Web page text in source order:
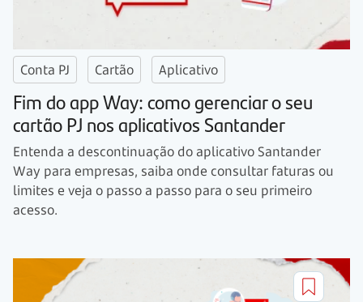
Conta PJ Cartão Aplicativo
Fim do app Way: como gerenciar o seu
cartão PJ nos aplicativos Santander
Entenda a descontinuação do aplicativo Santander
Way para empresas, saiba onde consultar faturas ou
limites e veja o passo a passo para o seu primeiro
acesso.